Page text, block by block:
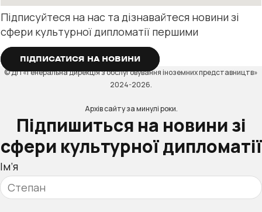
Підписуйтеся на нас та дізнавайтеся новини зі
сфери культурної дипломатії першими
ПІДПИСАТИСЯ НА НОВИНИ
© ДП «Генеральна дирекція з обслуговування іноземних представництв»
2024-2026.
Архів сайту за минулі роки.
Підпишиться на новини зі
сфери культурної дипломатії
Ім’я